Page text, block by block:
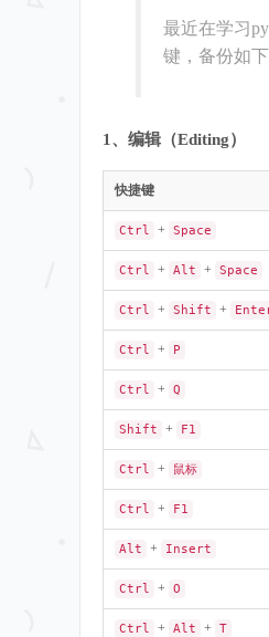
最近在学习
键，备份如下
1、编辑（Editing）
快捷键
Ctrl + Space
Ctrl + Alt + Space
Ctrl + Shift +
Ctrl + P
Ctrl + Q
Shift + F1
Ctrl + 鼠标
Ctrl + F1
Alt + Insert
Ctrl + O
Ctrl + Alt + T